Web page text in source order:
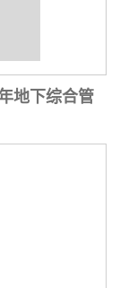
地下综合管